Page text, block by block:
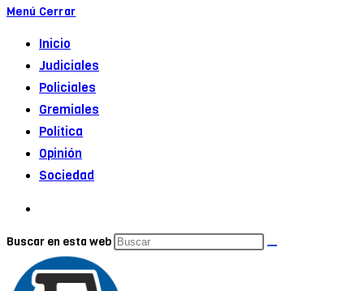
Menú Cerrar
Inicio
Judiciales
Policiales
Gremiales
Política
Opinión
Sociedad
Buscar en esta web